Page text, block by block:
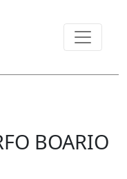
BOARIO